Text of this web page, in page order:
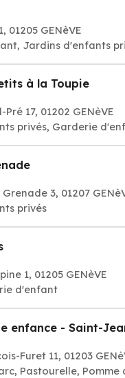
01205 GENèVE
Jardins d'enfants
à la Toupie
17, 01202 GENèVE
privés, Garderie
3, 01207
privés
1, 01205 GENèVE
d'enfant
enfance - Saint-
Furet 11, 01203
Pastourelle, Pomme